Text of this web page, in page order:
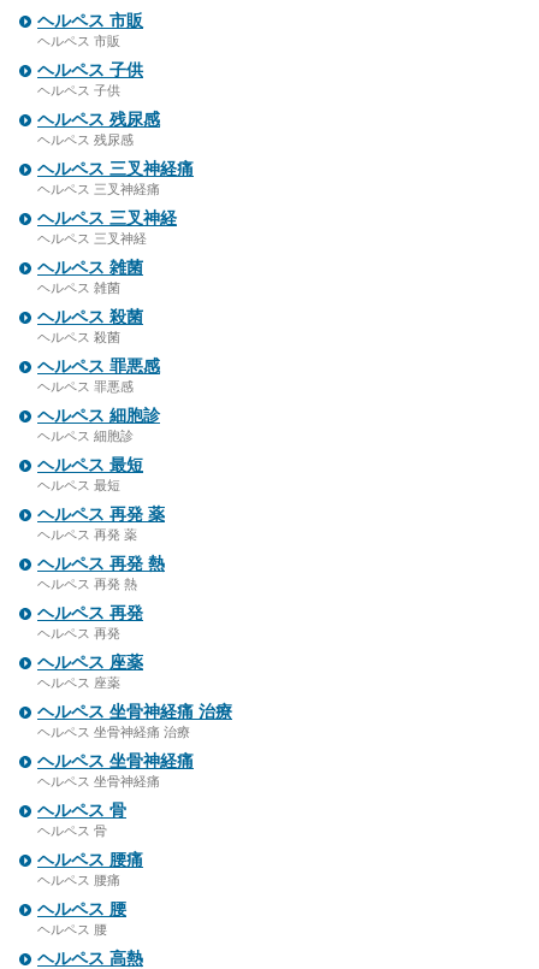
ヘルペス 市販
ヘルペス 市販
ヘルペス 子供
ヘルペス 子供
ヘルペス 残尿感
ヘルペス 残尿感
ヘルペス 三叉神経痛
ヘルペス 三叉神経痛
ヘルペス 三叉神経
ヘルペス 三叉神経
ヘルペス 雑菌
ヘルペス 雑菌
ヘルペス 殺菌
ヘルペス 殺菌
ヘルペス 罪悪感
ヘルペス 罪悪感
ヘルペス 細胞診
ヘルペス 細胞診
ヘルペス 最短
ヘルペス 最短
ヘルペス 再発 薬
ヘルペス 再発 薬
ヘルペス 再発 熱
ヘルペス 再発 熱
ヘルペス 再発
ヘルペス 再発
ヘルペス 座薬
ヘルペス 座薬
ヘルペス 坐骨神経痛 治療
ヘルペス 坐骨神経痛 治療
ヘルペス 坐骨神経痛
ヘルペス 坐骨神経痛
ヘルペス 骨
ヘルペス 骨
ヘルペス 腰痛
ヘルペス 腰痛
ヘルペス 腰
ヘルペス 腰
ヘルペス 高熱